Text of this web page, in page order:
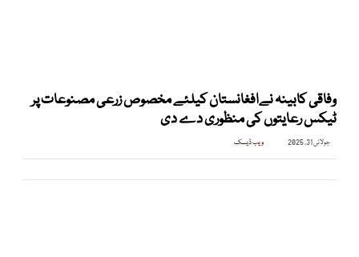
وفاقی کابینہ نےافغانستان کیلئے مخصوص زرعی مصنوعات پر
ٹیکس رعایتوں کی منظوری دے دی
جولائی 31, 2025 ویب ڈیسک